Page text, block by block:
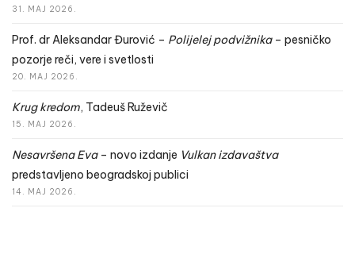
31. MAJ 2026.
Prof. dr Aleksandar Đurović – Polijelej podvižnika– pesničko
pozorje reči, vere i svetlosti
20. MAJ 2026.
Krug kredom, Tadeuš Ruževič
15. MAJ 2026.
Nesavršena Eva– novo izdanje Vulkan izdavaštva
predstavljeno beogradskoj publici
14. MAJ 2026.